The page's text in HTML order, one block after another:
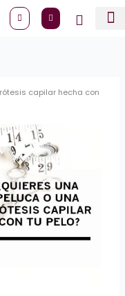
capilar hecha con